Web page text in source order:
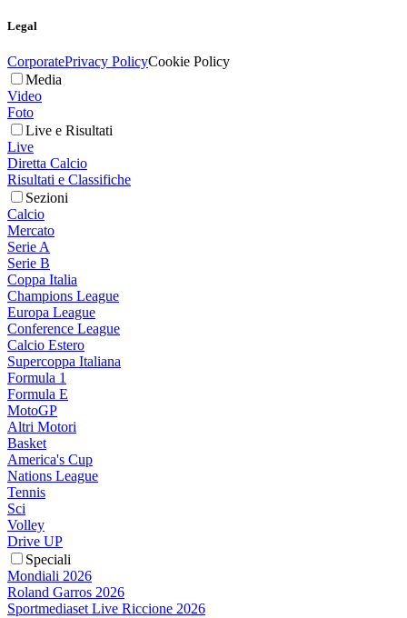
Legal
CorporatePrivacy PolicyCookie Policy
Media
Video
Foto
Live e Risultati
Live
Diretta Calcio
Risultati e Classifiche
Sezioni
Calcio
Mercato
Serie A
Serie B
Coppa Italia
Champions League
Europa League
Conference League
Calcio Estero
Supercoppa Italiana
Formula 1
Formula E
MotoGP
Altri Motori
Basket
America's Cup
Nations League
Tennis
Sci
Volley
Drive UP
Speciali
Mondiali 2026
Roland Garros 2026
Sportmediaset Live Riccione 2026